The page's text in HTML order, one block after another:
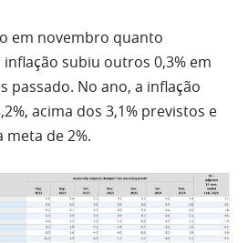
em novembro quanto
subiu outros 0,3% em
passado. No ano, a inflação
acima dos 3,1% previstos e
de 2%.